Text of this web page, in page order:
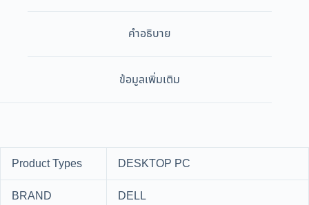
คำอธิบาย
ข้อมูลเพิ่มเติม
Product Types
DESKTOP PC
BRAND
DELL